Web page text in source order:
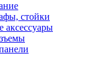
стойки